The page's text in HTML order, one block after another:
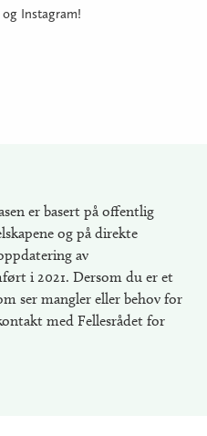
Instagram!
er basert på offentlig
og på direkte
av
i 2021. Dersom du er et
ser mangler eller behov for
med Fellesrådet for